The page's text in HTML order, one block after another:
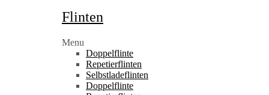
Flinten
Menu
Doppelflinte
Repetierflinten
Selbstladeflinten
Doppelflinte